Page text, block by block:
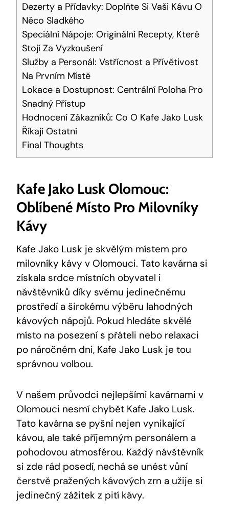
Dezerty a Přídavky: Doplňte Si Vaši Kávu O
Něco Sladkého
Speciální Nápoje: Originální Recepty, Které
Stojí Za Vyzkoušení
Služby a Personál: Vstřícnost‍ a Přívětivost
Na Prvním Místě
Lokace a Dostupnost: Centrální Poloha Pro
Snadný Přístup
Hodnocení Zákazníků: Co O Kafe Jako Lusk
Říkají Ostatní
Final Thoughts
Kafe Jako Lusk Olomouc:
Oblíbené⁢ Místo Pro Milovníky
Kávy
Kafe Jako‌ Lusk je skvělým místem ‌pro
milovníky kávy v Olomouci. Tato kavárna si
získala srdce místních obyvatel ⁣i
návštěvníků díky svému jedinečnému
prostředí a ‌širokému výběru lahodných
kávových nápojů. Pokud hledáte skvělé
místo⁣ na posezení s přáteli nebo relaxaci
po náročném dni, Kafe Jako⁢ Lusk je tou
správnou⁣ volbou.
V našem průvodci nejlepšími kavárnami v
Olomouci‌ nesmí⁢ chybět Kafe Jako Lusk.
Tato‍ kavárna se pyšní‍ nejen‍ vynikající ​
kávou, ale také příjemným personálem a
pohodovou atmosférou. Každý návštěvník
si zde rád posedí, nechá se unést vůní
čerstvě pražených kávových⁣ zrn a užije si
jedinečný zážitek z pití kávy.